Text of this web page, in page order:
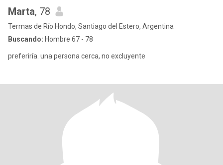
Marta, 78
Termas de Río Hondo, Santiago del Estero, Argentina
Buscando: Hombre 67 - 78
preferiría. una persona cerca, no excluyente